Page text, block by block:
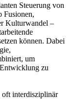
Steuerung von
Fusionen,
Kulturwandel –
können. Dabei
um
zu
oft interdisziplinär